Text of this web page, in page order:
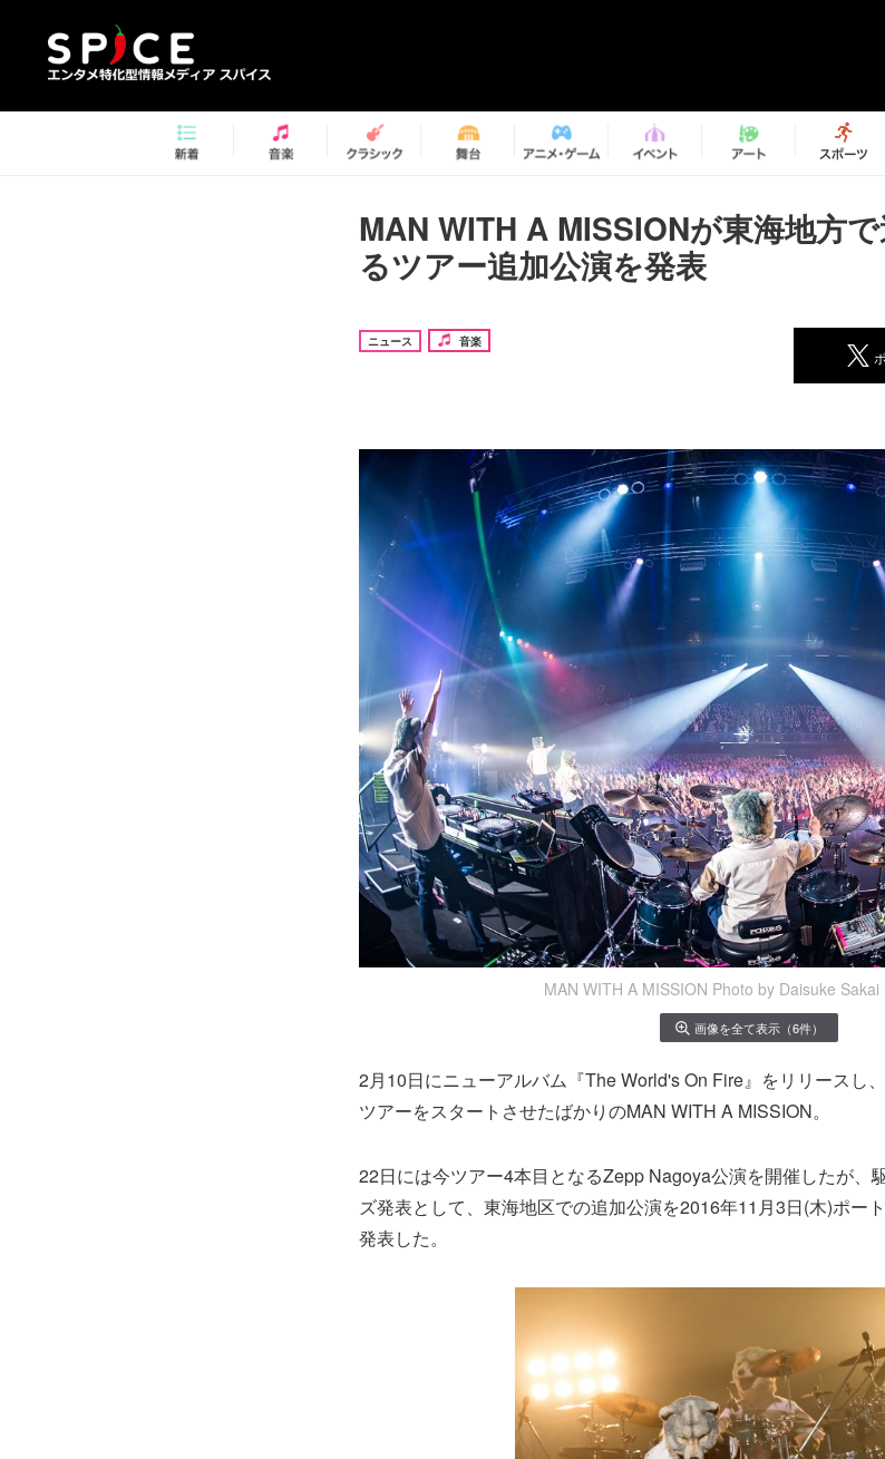
MAN WITH A MISSIONが東海地方
るツアー追加公演を発表
ニュース 音楽
MAN WITH A MISSION Photo by Daisuke Sakai
画像を全て表示（6件）
2月10日にニューアルバム『The World's On Fire』をリリースし
ツアーをスタートさせたばかりのMAN WITH A MISSION。
22日には今ツアー4本目となるZepp Nagoya公演を開催したが、
ズ発表として、東海地区での追加公演を2016年11月3日(木)ポー
発表した。